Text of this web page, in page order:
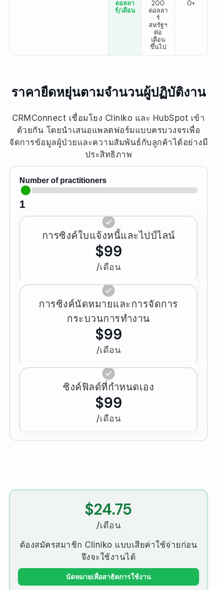
ดอลลา
ร์/เดือน
200
ดอลลา
ร์
สหรัฐฯ
ต่อ
เดือน
ขึ้นไป
0+
ราคายืดหยุ่นตามจำนวนผู้ปฏิบัติงาน
CRMConnect เชื่อมโยง Cliniko และ HubSpot เข้า
ด้วยกัน โดยนำเสนอแพลตฟอร์มแบบครบวงจรเพื่อ
จัดการข้อมูลผู้ป่วยและความสัมพันธ์กับลูกค้าได้อย่างมี
ประสิทธิภาพ
Number of practitioners
1
การซิงค์ใบแจ้งหนี้และไปป์ไลน์
$99
/เดือน
การซิงค์นัดหมายและการจัดการ
กระบวนการทำงาน
$99
/เดือน
ซิงค์ฟิลด์ที่กำหนดเอง
$99
/เดือน
$24.75
/เดือน
ต้องสมัครสมาชิก Cliniko แบบเสียค่าใช้จ่ายก่อน
จึงจะใช้งานได้
นัดหมายเพื่อสาธิตการใช้งาน